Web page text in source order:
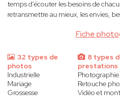
Fiche
temps d'écouter les besoins de
retransmettre au mieux, les envies,
32 types de
photos
Industrielle
Mariage
Grossesse
8 types
prestations
Photographie
Retouche
Vidéo et